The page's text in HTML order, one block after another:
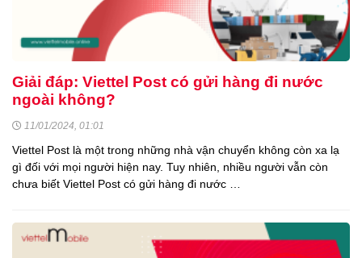
Giải đáp: Viettel Post có gửi hàng đi nước
ngoài không?
11/01/2024, 01:01
Viettel Post là một trong những nhà vận chuyển không còn xa lạ
gì đối với mọi người hiện nay. Tuy nhiên, nhiều người vẫn còn
chưa biết Viettel Post có gửi hàng đi nước …